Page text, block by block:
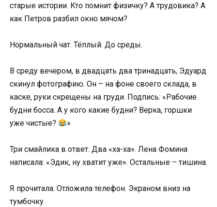
старые истории. Кто помнит физичку? А трудовика? А
как Петров разбил окно мячом?
Нормальный чат. Тёплый. До среды.
В среду вечером, в двадцать два тринадцать, Эдуард
скинул фотографию. Он – на фоне своего склада, в
каске, руки скрещены на груди. Подпись: «Рабочие
будни босса. А у кого какие будни? Верка, горшки
уже чистые?
»
Три смайлика в ответ. Два «ха-ха». Лена Фомина
написала: «Эдик, ну хватит уже». Остальные – тишина.
Я прочитала. Отложила телефон. Экраном вниз на
тумбочку.